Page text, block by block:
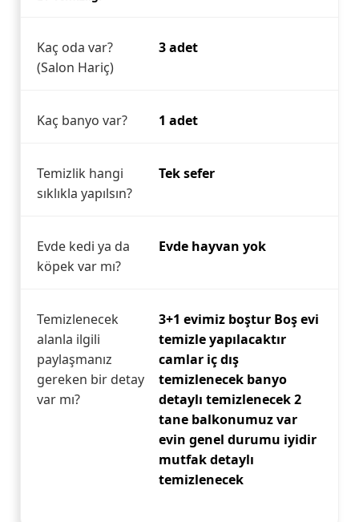
Kaç oda var?
(Salon Hariç)
3 adet
Kaç banyo var? 1 adet
Temizlik hangi
sıklıkla yapılsın?
Tek sefer
Evde kedi ya da
köpek var mı?
Evde hayvan yok
Temizlenecek
alanla ilgili
paylaşmanız
gereken bir detay
var mı?
3+1 evimiz boştur Boş evi
temizle yapılacaktır
camlar iç dış
temizlenecek banyo
detaylı temizlenecek 2
tane balkonumuz var
evin genel durumu iyidir
mutfak detaylı
temizlenecek